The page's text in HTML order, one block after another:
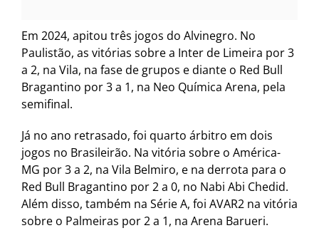
Em 2024, apitou três jogos do Alvinegro. No
Paulistão, as vitórias sobre a Inter de Limeira por 3
a 2, na Vila, na fase de grupos e diante o Red Bull
Bragantino por 3 a 1, na Neo Química Arena, pela
semifinal.
Já no ano retrasado, foi quarto árbitro em dois
jogos no Brasileirão. Na vitória sobre o América-
MG por 3 a 2, na Vila Belmiro, e na derrota para o
Red Bull Bragantino por 2 a 0, no Nabi Abi Chedid.
Além disso, também na Série A, foi AVAR2 na vitória
sobre o Palmeiras por 2 a 1, na Arena Barueri.